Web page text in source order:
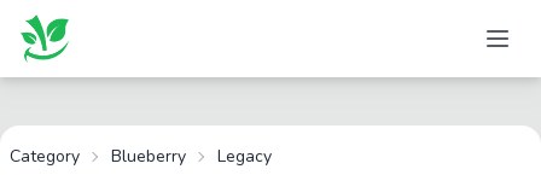
Category Blueberry Legacy